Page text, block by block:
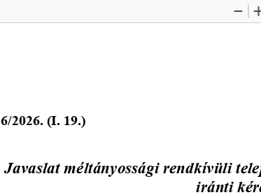
Zoom
6/2026. (I. 19.)
Javaslat méltányossági rendkívüli
iránti